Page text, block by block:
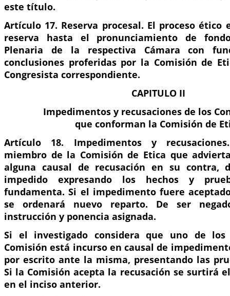
este título.
Artículo 17. Reserva procesal. El proceso ético
reserva hasta el pronunciamiento de
Plenaria de la respectiva Cámara con
conclusiones proferidas por la Comisión de
Congresista correspondiente.
CAPITULO II
Impedimentos y recusaciones de los
que conforman la Comisión de
Artículo 18. Impedimentos y
miembro de la Comisión de Etica que
alguna causal de recusación en su contra,
impedido expresando los hechos y
fundamenta. Si el impedimento fuere
se ordenará nuevo reparto. De ser
instrucción y ponencia asignada.
Si el investigado considera que uno de
Comisión está incurso en causal de
por escrito ante la misma, presentando las
Si la Comisión acepta la recusación se surtirá
en el inciso anterior.